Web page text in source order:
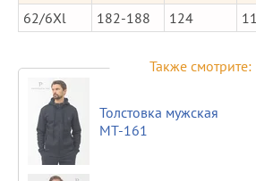
62/6Xl
182-188 124
Также смотрите:
Толстовка мужская
MT-161